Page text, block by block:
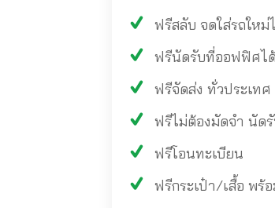
ฟรีสลับ จดใส่รถให
ฟรีนัดรับที่ออฟฟิศไ
ฟรีจัดส่ง ทั่วประเทศ
ฟรีไม่ต้องมัดจำ นัด
ฟรีโอนทะเบียน
ฟรีกระเป๋า/เสื้อ พร้